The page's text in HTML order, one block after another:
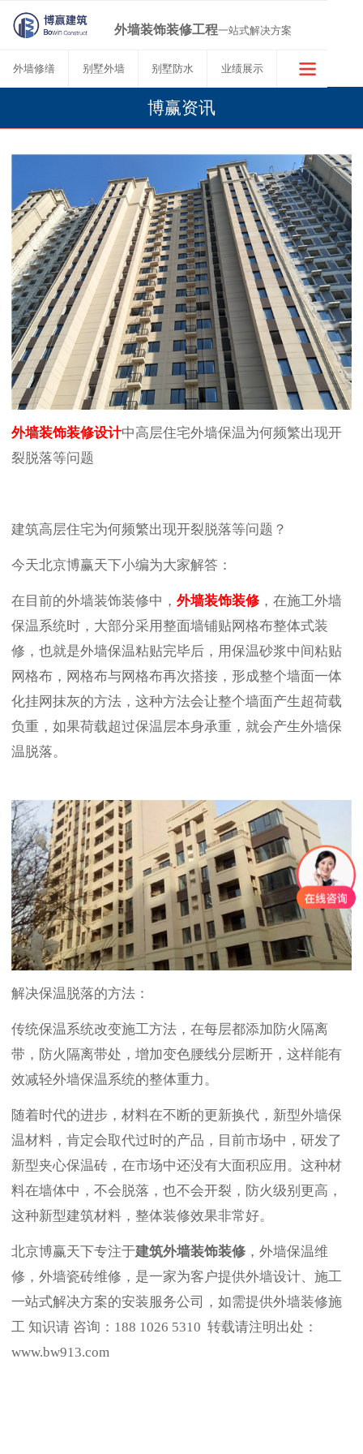
外墙装饰装修工程一站式解决方案
外墙修缮 别墅外墙 别墅防水 业绩展示
博赢资讯
外墙装饰装修设计中高层住宅外墙保温为何频繁出现开
裂脱落等问题
建筑高层住宅为何频繁出现开裂脱落等问题？
今天北京博赢天下小编为大家解答：
在目前的外墙装饰装修中， 外墙装饰装修，在施工外墙
保温系统时，大部分采用整面墙铺贴网格布整体式装
修，也就是外墙保温粘贴完毕后，用保温砂浆中间粘贴
网格布，网格布与网格布再次搭接，形成整个墙面一体
化挂网抹灰的方法，这种方法会让整个墙面产生超荷载
负重，如果荷载超过保温层本身承重，就会产生外墙保
温脱落。
解决保温脱落的方法：
传统保温系统改变施工方法，在每层都添加防火隔离
带，防火隔离带处，增加变色腰线分层断开，这样能有
效减轻外墙保温系统的整体重力。
随着时代的进步，材料在不断的更新换代，新型外墙保
温材料，肯定会取代过时的产品，目前市场中，研发了
新型夹心保温砖，在市场中还没有大面积应用。这种材
料在墙体中，不会脱落，也不会开裂，防火级别更高，
这种新型建筑材料，整体装修效果非常好。
北京博赢天下专注于建筑外墙装饰装修 ，外墙保温维
修，外墙瓷砖维修，是一家为客户提供外墙设计、施工
一站式解决方案的安装服务公司，如需提供外墙装修施
工 知识请 咨询：188 1026 5310 转载请注明出处：
www.bw913.com